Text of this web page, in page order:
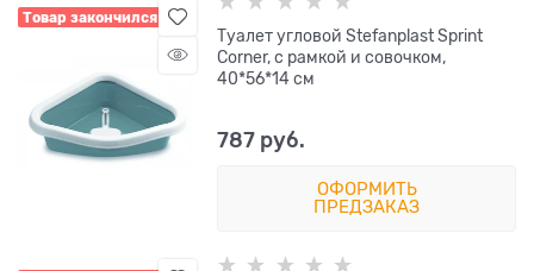
Товар закончился
Туалет угловой Stefanplast Sprint
Corner, с рамкой и совочком,
40*56*14 см
787 руб.
ОФОРМИТЬ
ПРЕДЗАКАЗ